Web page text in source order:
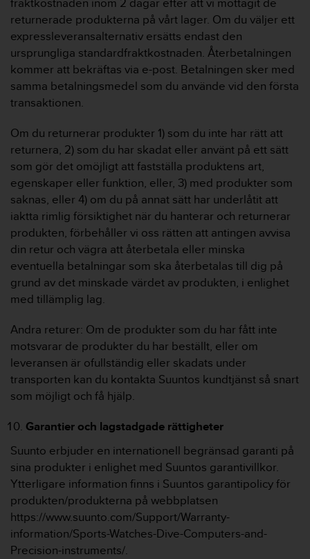
returnerade produkterna på vårt lager. Om du väljer ett
expressleveransalternativ ersätts endast den
ursprungliga standardfraktkostnaden. Återbetalningen
kommer att bekräftas via e-post. Betalningen sker med
samma betalningsmedel som du använde vid den första
transaktionen.
Om du returnerar produkter 1) som du inte har rätt att
returnera, 2) som du har skadat eller använt på ett sätt
som gör det omöjligt att fastställa produktens art,
egenskaper eller funktion, eller, 3) med produkter som
saknas, eller 4) om du på annat sätt har underlåtit att
iaktta rimlig försiktighet när du hanterar och returnerar
produkten, förbehåller vi oss rätten att antingen avvisa
din retur och vägra att återbetala eller minska
eventuella betalningar som ska återbetalas till dig på
grund av det minskade värdet av produkten, i enlighet
med tillämplig lag.
Andra returer: Om de produkter som du har fått inte
motsvarar de produkter du har beställt, eller om
leveransen är ofullständig eller skadats under
transporten kan du kontakta Suuntos kundtjänst så snart
som möjligt och få hjälp.
Garantier och lagstadgade rättigheter
Suunto erbjuder en internationell begränsad garanti på
sina produkter i enlighet med Suuntos garantivillkor.
Ytterligare information finns i Suuntos garantipolicy för
produkten/produkterna på webbplatsen
https://www.suunto.com/Support/Warranty-
information/Sports-Watches-Dive-Computers-and-
Precision-instruments/.